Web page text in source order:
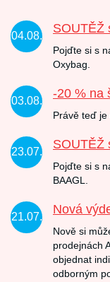
04.08.
SOUTĚŽ
Pojďte si s
Oxybag.
03.08.
-20 % na
Právě teď
23.07.
SOUTĚŽ
Pojďte si s
BAAGL.
21.07.
Nová
Nově si
prodejnách
objednat
odborným